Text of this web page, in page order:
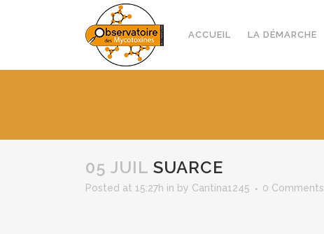
ACCUEIL LA DÉMARCHE
05 JUIL SUARCE
Posted at 15:27h in by Cantina1245 0 Comments